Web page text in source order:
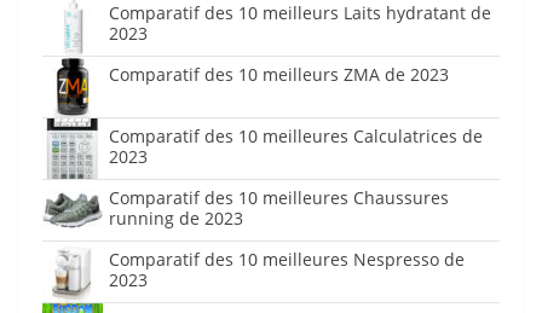
Comparatif des 10 meilleurs Laits hydratant de
2023
Comparatif des 10 meilleurs ZMA de 2023
Comparatif des 10 meilleures Calculatrices de
2023
Comparatif des 10 meilleures Chaussures
running de 2023
Comparatif des 10 meilleures Nespresso de
2023